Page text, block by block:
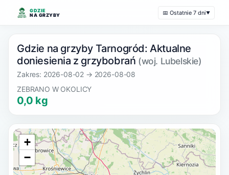
GDZIE
NA GRZYBY
📅 Ostatnie 7 dni▼
Gdzie na grzyby Tarnogród: Aktualne
doniesienia z grzybobrań (woj. Lubelskie)
Zakres: 2026-08-02 → 2026-08-08
ZEBRANO W OKOLICY
0,0 kg
+
−